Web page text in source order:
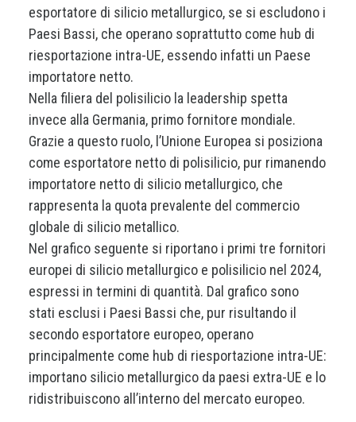
esportatore di silicio metallurgico, se si escludono i
Paesi Bassi, che operano soprattutto come hub di
riesportazione intra-UE, essendo infatti un Paese
importatore netto.
Nella filiera del polisilicio la leadership spetta
invece alla Germania, primo fornitore mondiale.
Grazie a questo ruolo, l’Unione Europea si posiziona
come esportatore netto di polisilicio, pur rimanendo
importatore netto di silicio metallurgico, che
rappresenta la quota prevalente del commercio
globale di silicio metallico.
Nel grafico seguente si riportano i primi tre fornitori
europei di silicio metallurgico e polisilicio nel 2024,
espressi in termini di quantità. Dal grafico sono
stati esclusi i Paesi Bassi che, pur risultando il
secondo esportatore europeo, operano
principalmente come hub di riesportazione intra-UE:
importano silicio metallurgico da paesi extra-UE e lo
ridistribuiscono all’interno del mercato europeo.